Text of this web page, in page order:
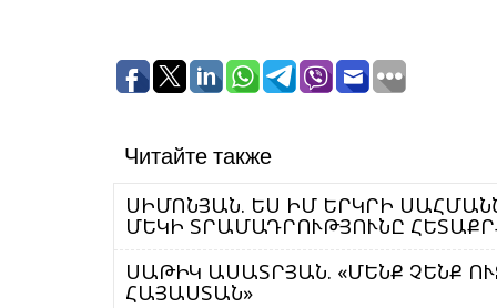
Читайте также
ՍԻՄՈՆՅԱՆ. ԵՍ ԻՄ ԵՐԿՐԻ
ՄԵԿԻ ՏՐԱՄԱԴՐՈՒԹՅՈՒՆԸ
ՍԱԹԻԿ ԱՍԱՏՐՅԱՆ. «ՄԵՆՔ ՉԵՆՔ
ՀԱՅԱՍՏԱՆ»